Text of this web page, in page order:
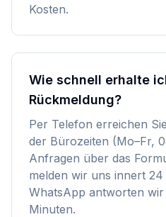
Kosten.
Wie schnell erhalte
Rückmeldung?
Per Telefon erreichen
der Bürozeiten (Mo–Fr,
Anfragen über das
melden wir uns innert 24
WhatsApp antworten
Minuten.